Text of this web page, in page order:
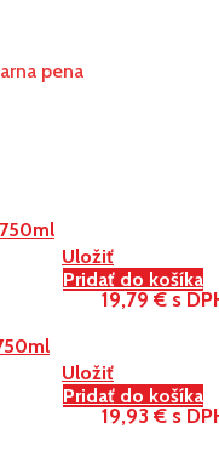
pena
Uložiť
Pridať do košíka
19,79 € s
Uložiť
Pridať do košíka
19,93 € s